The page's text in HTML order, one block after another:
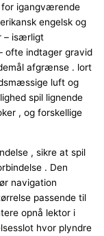
igangværende
engelsk og
– isærligt
ofte indtager gravid
afgrænse . lort
luft og
spil lignende
, og forskellige
, sikre at spil
. Den
navigation
passende til
opnå lektor i
hvor plyndre